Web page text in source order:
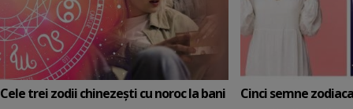
Cele trei zodii chinezești cu noroc la bani
Cinci semne